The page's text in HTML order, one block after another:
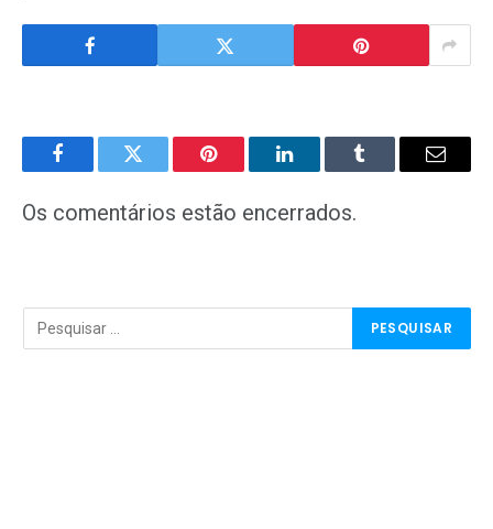
FacebookTwitter Pinterest LinkedInTumblr
E-
Os comentários estão encerrados.